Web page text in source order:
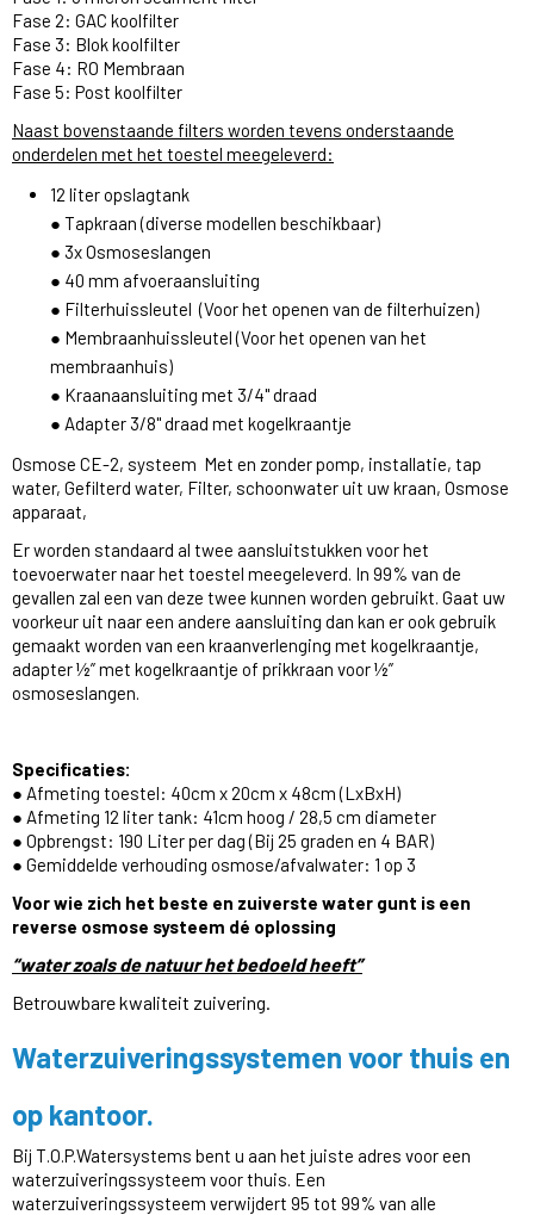
Fase 2: GAC koolfilter
Fase 3: Blok koolfilter
Fase 4: RO Membraan
Fase 5: Post koolfilter
Naast bovenstaande filters worden tevens onderstaande
onderdelen met het toestel meegeleverd:
12 liter opslagtank
● Tapkraan (diverse modellen beschikbaar)
● 3x Osmoseslangen
● 40 mm afvoeraansluiting
● Filterhuissleutel (Voor het openen van de filterhuizen)
● Membraanhuissleutel (Voor het openen van het
membraanhuis)
● Kraanaansluiting met 3/4" draad
● Adapter 3/8" draad met kogelkraantje
Osmose CE-2, systeem Met en zonder pomp, installatie, tap
water, Gefilterd water, Filter, schoonwater uit uw kraan, Osmose
apparaat,
Er worden standaard al twee aansluitstukken voor het
toevoerwater naar het toestel meegeleverd. In 99% van de
gevallen zal een van deze twee kunnen worden gebruikt. Gaat uw
voorkeur uit naar een andere aansluiting dan kan er ook gebruik
gemaakt worden van een kraanverlenging met kogelkraantje,
adapter ½” met kogelkraantje of prikkraan voor ½”
osmoseslangen.
Specificaties:
● Afmeting toestel: 40cm x 20cm x 48cm (LxBxH)
● Afmeting 12 liter tank: 41cm hoog / 28,5 cm diameter
● Opbrengst: 190 Liter per dag (Bij 25 graden en 4 BAR)
● Gemiddelde verhouding osmose/afvalwater: 1 op 3
Voor wie zich het beste en zuiverste water gunt is een
reverse osmose systeem dé oplossing
“water zoals de natuur het bedoeld heeft”
Betrouwbare kwaliteit zuivering.
Waterzuiveringssystemen voor thuis en
op kantoor.
Bij T.O.P.Watersystems bent u aan het juiste adres voor een
waterzuiveringssysteem voor thuis. Een
waterzuiveringssysteem verwijdert 95 tot 99% van alle